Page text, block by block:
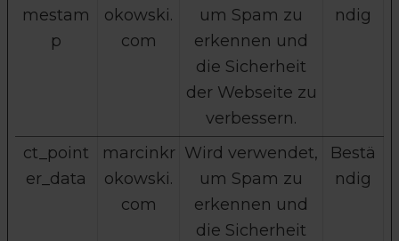
mestam
p
okowski.
com
um Spam zu
erkennen und
die Sicherheit
der Webseite zu
verbessern.
ndig
ct_point
er_data
marcinkr
okowski.
com
Wird verwendet,
um Spam zu
erkennen und
die Sicherheit
Bestä
ndig